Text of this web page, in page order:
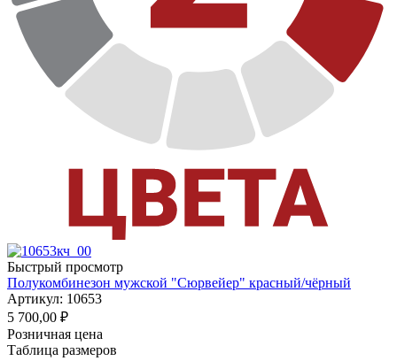
Быстрый просмотр
Полукомбинезон мужской "Сюрвейер" красный/чёрный
Артикул: 10653
5 700,00 ₽
Розничная цена
Таблица размеров